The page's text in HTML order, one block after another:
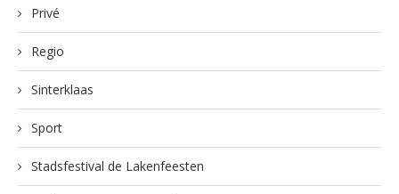
Privé
Regio
Sinterklaas
Sport
Stadsfestival de Lakenfeesten